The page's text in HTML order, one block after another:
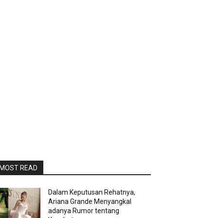
READ
Dalam Keputusan Rehatnya,
Ariana Grande Menyangkal
adanya Rumor tentang